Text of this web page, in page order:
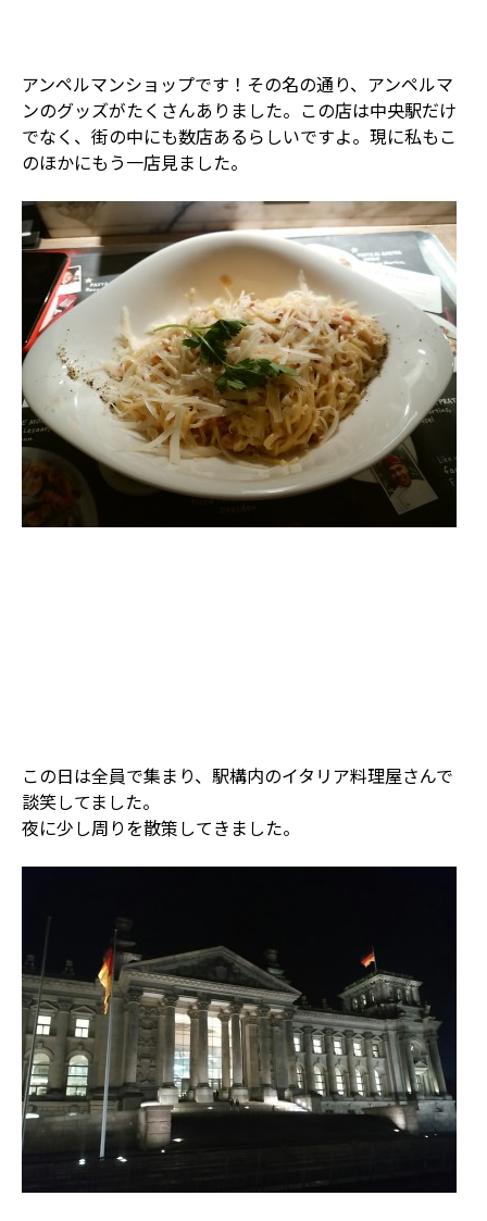
アンペルマンショップです！その名の通り、アンペルマ
ンのグッズがたくさんありました。この店は中央駅だけ
でなく、街の中にも数店あるらしいですよ。現に私もこ
のほかにもう一店見ました。
この日は全員で集まり、駅構内のイタリア料理屋さんで
談笑してました。
夜に少し周りを散策してきました。